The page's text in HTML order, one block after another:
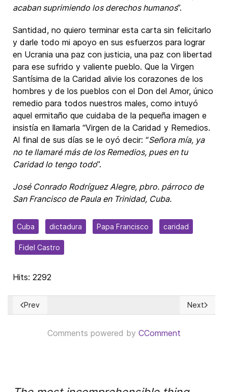
acaban suprimiendo los derechos humanos”.
Santidad, no quiero terminar esta carta sin felicitarlo
y darle todo mi apoyo en sus esfuerzos para lograr
en Ucrania una paz con justicia, una paz con libertad
para ese sufrido y valiente pueblo. Que la Virgen
Santísima de la Caridad alivie los corazones de los
hombres y de los pueblos con el Don del Amor, único
remedio para todos nuestros males, como intuyó
aquel ermitaño que cuidaba de la pequeña imagen e
insistía en llamarla “Virgen de la Caridad y Remedios.
Al final de sus días se le oyó decir: “Señora mía, ya
no te llamaré más de los Remedios, pues en tu
Caridad lo tengo todo”.
José Conrado Rodríguez Alegre, pbro. párroco de
San Francisco de Paula en Trinidad, Cuba.
Cuba dictadura Papa Francisco caridad
Fidel Castro
Hits: 2292
Previous article: Las Inversiones en Cuba como factor de
Prev Next
Next
Comments powered by CComment